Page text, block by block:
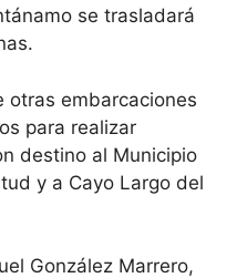
se trasladará
otras embarcaciones
para realizar
destino al Municipio
y a Cayo Largo del
González Marrero,